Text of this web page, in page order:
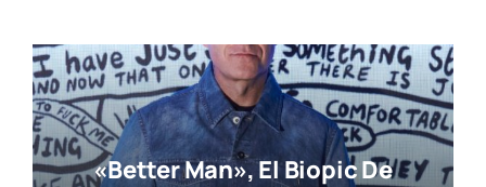
«Better Man», El Biopic De